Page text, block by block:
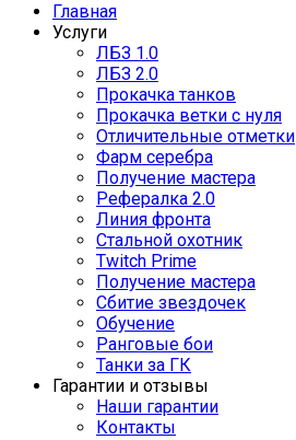
Главная
Услуги
ЛБЗ 1.0
ЛБЗ 2.0
Прокачка танков
Прокачка ветки с нуля
Отличительные отметки
Фарм серебра
Получение мастера
Рефералка 2.0
Линия фронта
Стальной охотник
Twitch Prime
Получение мастера
Сбитие звездочек
Обучение
Ранговые бои
Танки за ГК
Гарантии и отзывы
Наши гарантии
Контакты